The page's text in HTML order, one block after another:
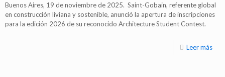
Buenos Aires, 19 de noviembre de 2025. Saint-Gobain, referente global
en construcción liviana y sostenible, anunció la apertura de inscripciones
para la edición 2026 de su reconocido Architecture Student Contest.
Leer más